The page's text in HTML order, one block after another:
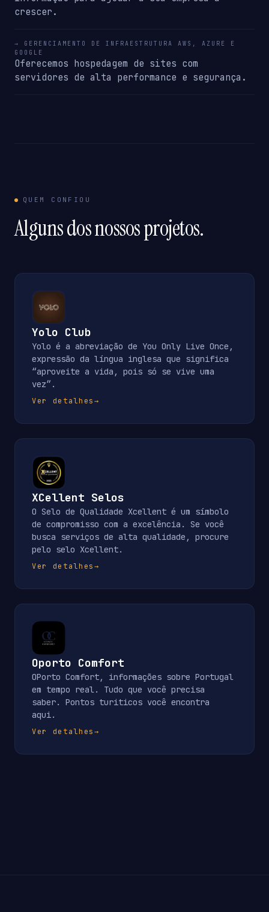
crescer.
→ GERENCIAMENTO DE INFRAESTRUTURA AWS, AZURE E
GOOGLE
Oferecemos hospedagem de sites com
servidores de alta performance e segurança.
QUEM CONFIOU
Alguns dos nossos projetos.
Yolo Club
Yolo é a abreviação de You Only Live Once,
expressão da língua inglesa que significa
“aproveite a vida, pois só se vive uma
vez”.
Ver detalhes→
XCellent Selos
O Selo de Qualidade Xcellent é um símbolo
de compromisso com a excelência. Se você
busca serviços de alta qualidade, procure
pelo selo Xcellent.
Ver detalhes→
Oporto Comfort
OPorto Comfort, informações sobre Portugal
em tempo real. Tudo que você precisa
saber. Pontos turiticos você encontra
aqui.
Ver detalhes→